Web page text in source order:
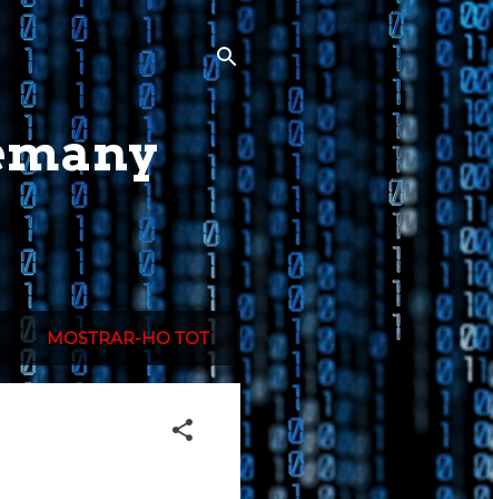
MOSTRAR-HO TOT